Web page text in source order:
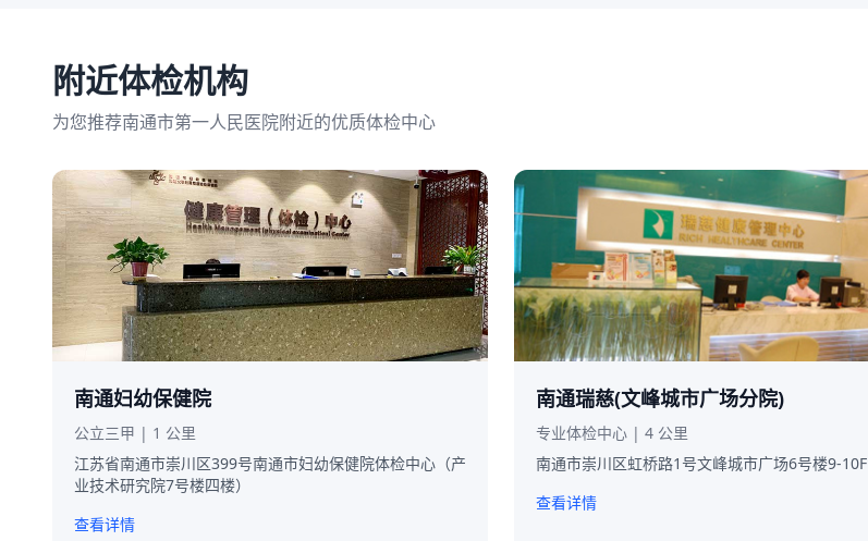
附近体检机构
为您推荐南通市第一人民医院附近的优质体检中心
南通妇幼保健院
公立三甲 | 1 公里
江苏省南通市崇川区399号南通市妇幼保健院体检中心（产
业技术研究院7号楼四楼）
查看详情
南通瑞慈(文峰城市广场分院)
专业体检中心 | 4 公里
南通市崇川区虹桥路1号文峰城市广场6号楼9-10F
查看详情